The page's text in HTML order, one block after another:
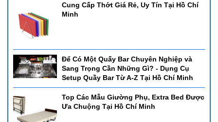
Cung Cấp Thớt Giá Rẻ, Uy Tín Tại Hồ Chí
Minh
Để Có Một Quấy Bar Chuyên Nghiệp và
Sang Trọng Cần Những Gì? - Dụng Cụ
Setup Quầy Bar Từ A-Z Tại Hồ Chí Minh
Top Các Mẫu Giường Phụ, Extra Bed Được
Ưa Chuộng Tại Hồ Chí Minh